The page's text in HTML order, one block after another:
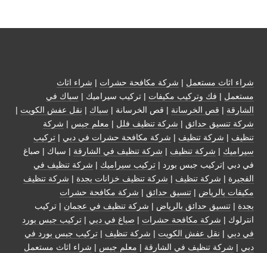
شراء اثاث مستعمل | شركة مكافحة حشرات | شراء اثاث
مستعمل | فك وتركيب مكيفات | تركيب سيراميك | سباك في
الشارقة | قص الخرسانة | قص الخرسانة | سباك | نقل عفش الكويت |
شركة تنسيق حدائق | شركة تنظيف فلل | معلم جبس | شركة
تنظيف | شركة تنظيف | شركة مكافحة حشرات في دبي | تركيب
سيراميك | شركة تنظيف | شركة تنظيف في الشارقة | سباك | صباغ
في دبي |تركيب جبس بورد | تركيب سيراميك | شركة تنظيف في
الفجيرة | شركة تنظيف | شركة تنظيف خزانات بجدة | شركة تنظيف
مكيفات بالرياض | تنسيق حدائق | شركة مكافحة حشرات
بجدة | تنسيق حدائق بالرياض | شركة تنظيف في عجمان | تركيب
انترلوك | شركة مكافحة حشرات | صباغ في دبي | تركيب جبس بورد
في دبي | نقل عفش الكويت | شركة تنظيف | تركيب جبس بورد في
دبي | شركة تنظيف في الشارقة | معلم جبس | شراء اثاث مستعمل